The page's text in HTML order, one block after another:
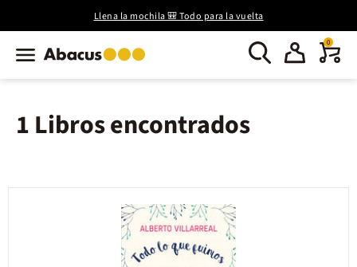
Llena la mochila 🎒 Todo para la vuelta
0
1 Libros encontrados